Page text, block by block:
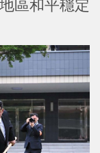
區和平穩定